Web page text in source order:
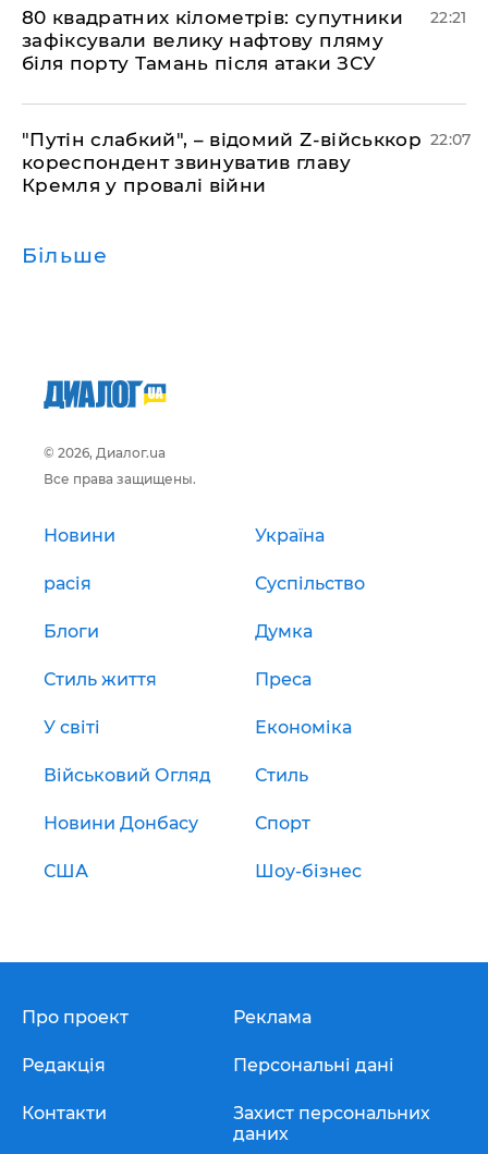
​80 квадратних кілометрів: супутники
зафіксували велику нафтову пляму
біля порту Тамань після атаки ЗСУ
22:21
"Путін слабкий", – відомий Z-військкор
кореспондент звинуватив главу
Кремля у провалі війни
22:07
Більше
© 2026, Диалог.ua
Все права защищены.
Новини Україна
расія Суспільство
Блоги Думка
Стиль життя Преса
У світі Економіка
Військовий Огляд Стиль
Новини Донбасу Спорт
США Шоу-бізнес
Про проект
Редакція
Контакти
Реклама
Персональні дані
Захист персональних
даних